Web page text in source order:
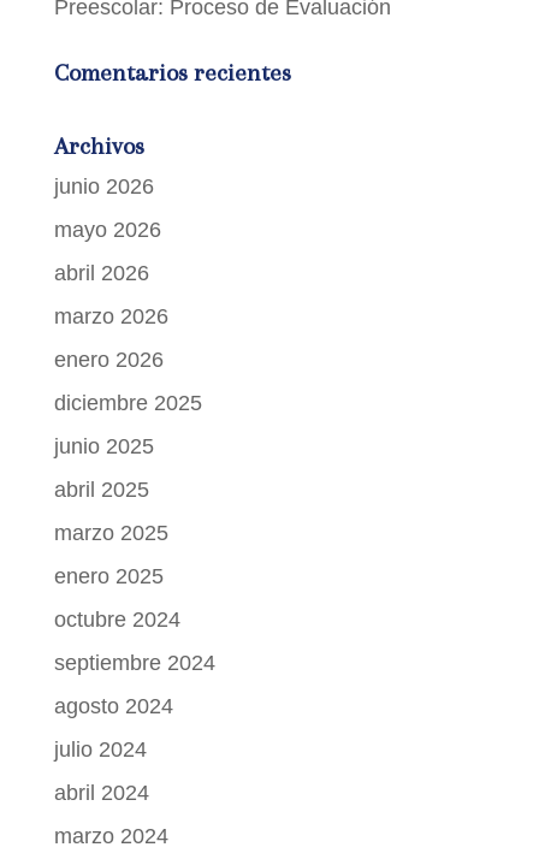
Preescolar: Proceso de Evaluación
Comentarios recientes
Archivos
junio 2026
mayo 2026
abril 2026
marzo 2026
enero 2026
diciembre 2025
junio 2025
abril 2025
marzo 2025
enero 2025
octubre 2024
septiembre 2024
agosto 2024
julio 2024
abril 2024
marzo 2024